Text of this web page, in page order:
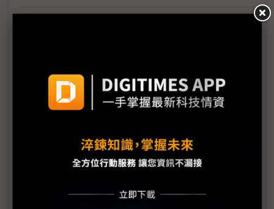
台灣僅23%輸美商品遭課緊急關稅 美國主要貿易夥
抗衡美國量子運算競爭 加拿大加碼投資挽留在地企
英特爾延攬川普幕僚負責政府事務 加速推動美國晶